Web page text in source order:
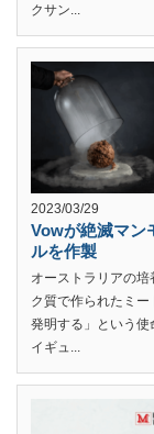
クサン...
2023/03/29
Vowが絶滅マン
ルを作製
オーストラリアの
ク質で作られたミ
発明する」という
イギュ...